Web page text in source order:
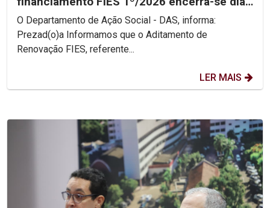
31/05
O Departamento de Ação Social - DAS, informa:
Prezad(o)a Informamos que o Aditamento de
Renovação FIES, referente...
LER MAIS